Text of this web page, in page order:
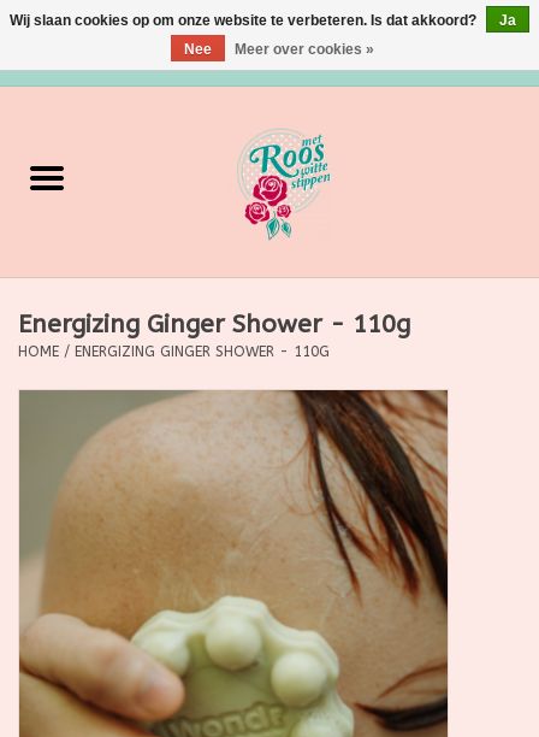
Verzorging
Grimeermateriaal
Eten/Drinken
Huishoudartikelen
Ditjes & Datjes
Kadootjes
Belgisch
Energizing Ginger Shower - 110g
HOME / ENERGIZING GINGER SHOWER - 110G
Wij slaan cookies op om onze website te verbeteren. Is dat akkoord?
Ja
Nee
Meer over cookies »